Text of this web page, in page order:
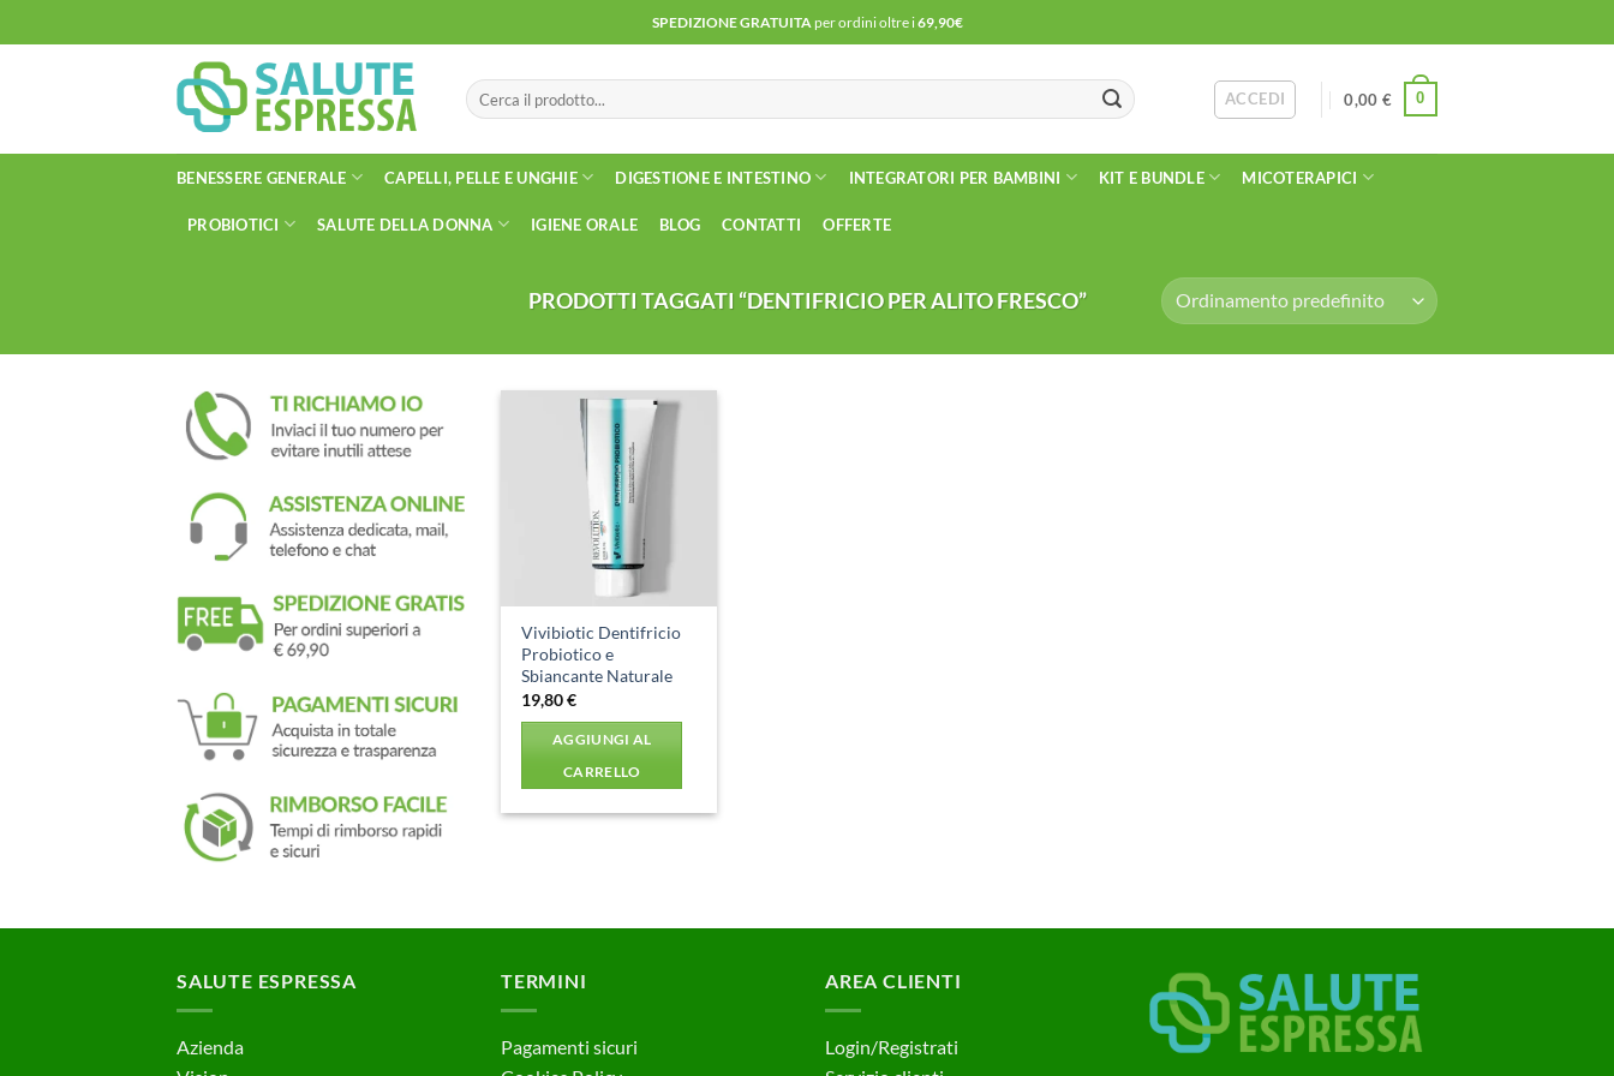
ai
SPEDIZIONE GRATUITAper ordini oltre i69,90€
Cerca: ACCEDI 0,00 € 0
BENESSERE GENERALE CAPELLI, PELLE E UNGHIE DIGESTIONE E INTESTINO INTEGRATORI PER BAMBINI KIT E BUNDLE MICOTERAPICI
PROBIOTICI SALUTE DELLA DONNA IGIENE ORALE BLOG CONTATTI OFFERTE
PRODOTTI TAGGATI “DENTIFRICIO PER ALITO FRESCO”
Vivibiotic Dentifricio
Probiotico e
Sbiancante Naturale
19,80€
AGGIUNGI AL
CARRELLO
SALUTE ESPRESSA
Azienda
TERMINI
Pagamenti sicuri
AREA CLIENTI
Login/Registrati